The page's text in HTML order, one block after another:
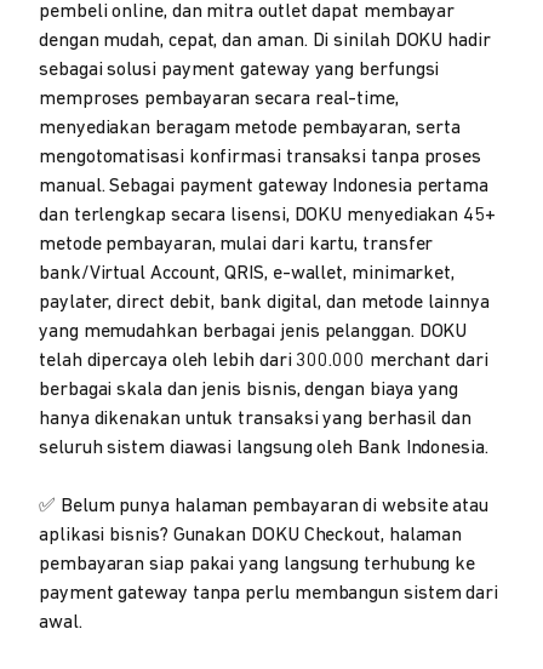
pembeli online, dan mitra outlet dapat membayar
dengan mudah, cepat, dan aman. Di sinilah DOKU hadir
sebagai solusi payment gateway yang berfungsi
memproses pembayaran secara real-time,
menyediakan beragam metode pembayaran, serta
mengotomatisasi konfirmasi transaksi tanpa proses
manual. Sebagai payment gateway Indonesia pertama
dan terlengkap secara lisensi, DOKU menyediakan 45+
metode pembayaran, mulai dari kartu, transfer
bank/Virtual Account, QRIS, e-wallet, minimarket,
paylater, direct debit, bank digital, dan metode lainnya
yang memudahkan berbagai jenis pelanggan. DOKU
telah dipercaya oleh lebih dari 300.000 merchant dari
berbagai skala dan jenis bisnis, dengan biaya yang
hanya dikenakan untuk transaksi yang berhasil dan
seluruh sistem diawasi langsung oleh Bank Indonesia.
✅ Belum punya halaman pembayaran di website atau
aplikasi bisnis? Gunakan DOKU Checkout, halaman
pembayaran siap pakai yang langsung terhubung ke
payment gateway tanpa perlu membangun sistem dari
awal.